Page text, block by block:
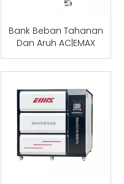
Bank Beban Tahanan
Dan Aruh AC|EMAX